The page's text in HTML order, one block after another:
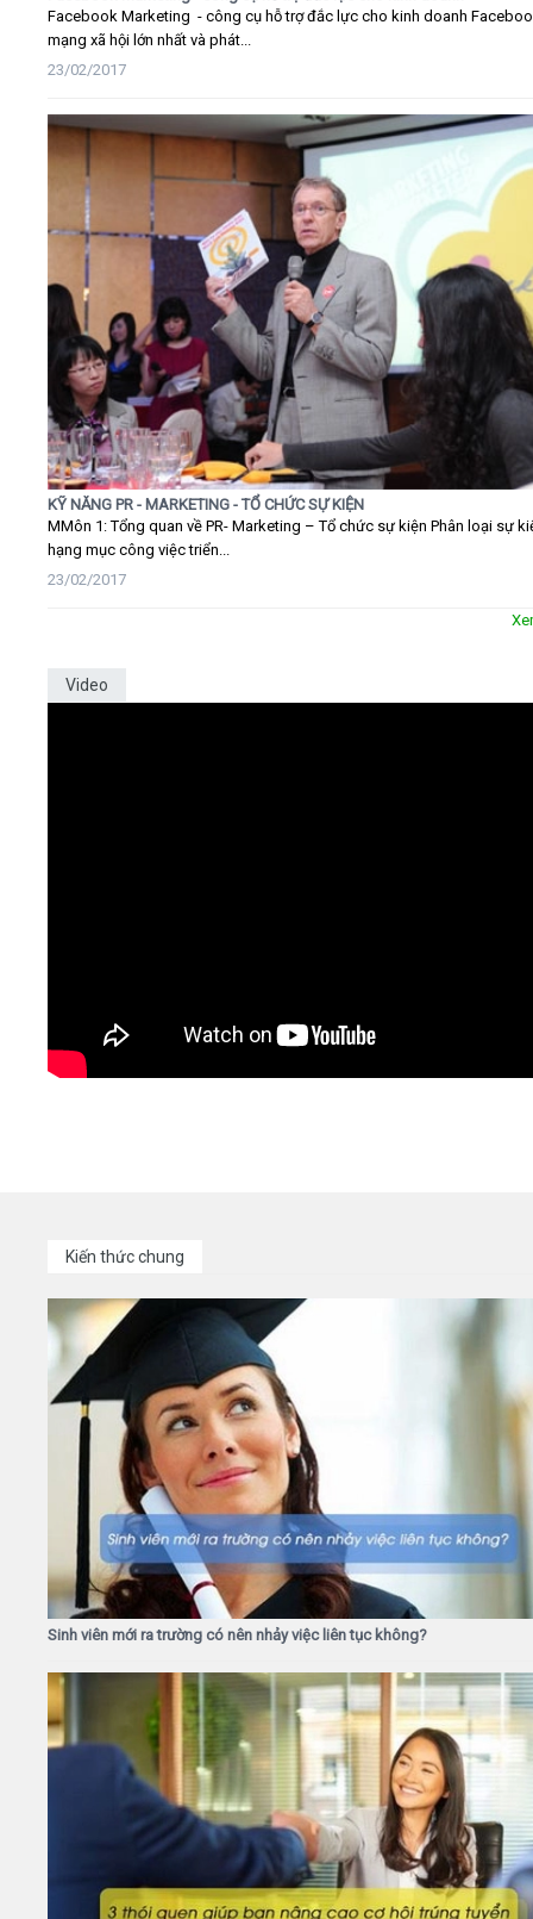
Facebook Marketing - công cụ hỗ trợ đắc lực cho kinh doanh
mạng xã hội lớn nhất và phát...
23/02/2017
KỸ NĂNG PR - MARKETING - TỔ CHỨC SỰ KIỆN
MMôn 1: Tổng quan về PR- Marketing – Tổ chức sự kiện Phân loại sự
hạng mục công việc triển...
23/02/2017
Video
Kiến thức chung
Sinh viên mới ra trường có nên nhảy việc liên tục không?